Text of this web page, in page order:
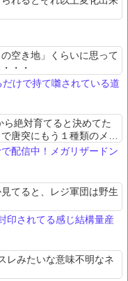
空き地」くらいに思って
・・
けで持て囃されている道
絶対育てると決めてた
唐突にもう１種類のメガ
て違うと唐突に発表され
配信中！メガリザードン
てると、レジ軍団は野生
印されてる感じ結構量産
レみたいな意味不明なネ